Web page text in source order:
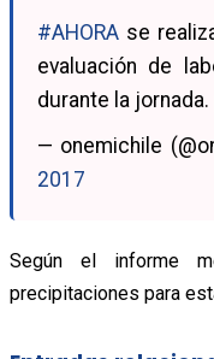
#AHORAse
evaluación de
durante la jornada.
— onemichile
2017
Según el informe
precipitaciones para